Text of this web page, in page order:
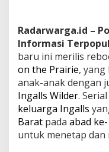
Radarwarga.id –
Informasi
baru ini merilis
on the Prairie,
anak-anak dengan
Ingalls Wilder.
keluarga Ingalls
Barat pada abad
untuk menetap dan